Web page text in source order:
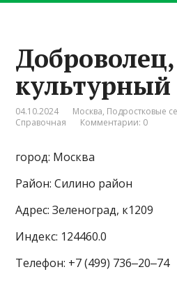
Доброволец,
культурный
04.10.2024 Москва, Подростковые
Справочная
Комментарии: 0
город: Москва
Район: Силино район
Адрес: Зеленоград, к1209
Индекс: 124460.0
Телефон: +7 (499) 736‒20‒74